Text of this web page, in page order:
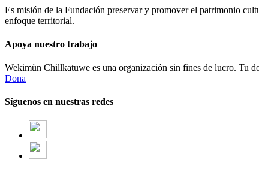
Es misión de la Fundación preservar y promover el patrimonio
enfoque territorial.
Apoya nuestro trabajo
Wekimün Chillkatuwe es una organización sin fines de lucro. Tu
Dona
Síguenos en nuestras redes